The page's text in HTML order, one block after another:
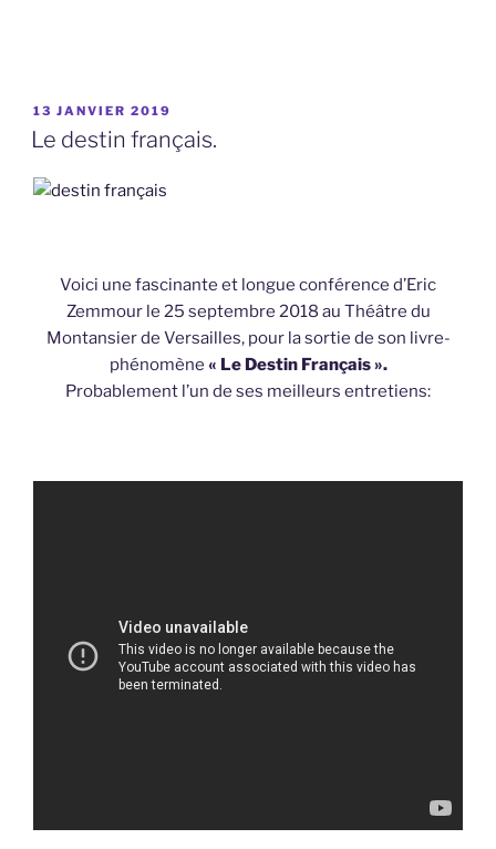
PUBLIÉ
LE
13 JANVIER 2019
Le destin français.
Voici une fascinante et longue conférence d’Eric
Zemmour le 25 septembre 2018 au Théâtre du
Montansier de Versailles, pour la sortie de son livre-
phénomène « Le Destin Français ».
Probablement l’un de ses meilleurs entretiens: